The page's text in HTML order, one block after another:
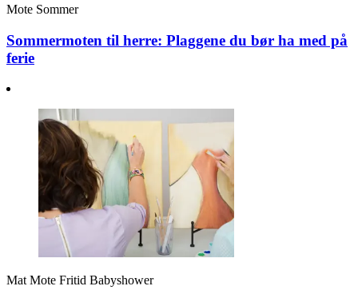
Mote Sommer
Sommermoten til herre: Plaggene du bør ha med på
ferie
Mat Mote Fritid Babyshower